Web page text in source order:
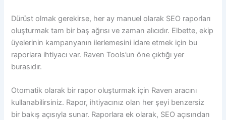
Dürüst olmak gerekirse, her ay manuel olarak SEO raporları
oluşturmak tam bir baş ağrısı ve zaman alıcıdır. Elbette, ekip
üyelerinin kampanyanın ilerlemesini idare etmek için bu
raporlara ihtiyacı var. Raven Tools’un öne çıktığı yer
burasıdır.
Otomatik olarak bir rapor oluşturmak için Raven aracını
kullanabilirsiniz. Rapor, ihtiyacınız olan her şeyi benzersiz
bir bakış açısıyla sunar. Raporlara ek olarak, SEO açısından